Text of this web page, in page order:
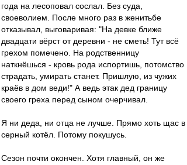
года на лесоповал сослал. Без суда,
своеволием. После много раз в женитьбе
отказывал, выговаривая: "На девке ближе
двадцати вёрст от деревни - не сметь! Тут всё
грехом помечено. На родственницу
наткнёшься - кровь рода испортишь, потомство
страдать, умирать станет. Пришлую, из чужих
краёв в дом веди!" А ведь этак дед границу
своего греха перед сыном очерчивал.
Я ни деда, ни отца не лучше. Прямо хоть щас в
серный котёл. Потому покушусь.
Сезон почти окончен. Хотя главный, он же